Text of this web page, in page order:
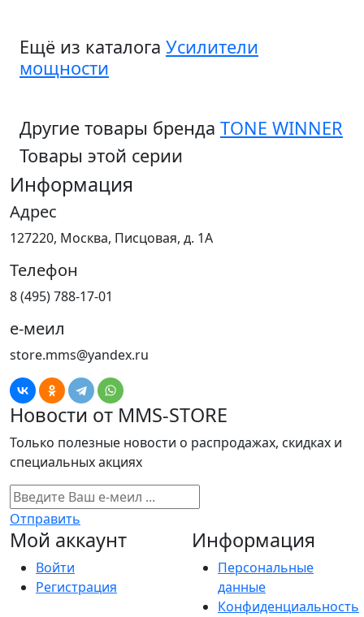
Ещё из каталога Усилители
мощности
Другие товары бренда TONE WINNER
Товары этой серии
Информация
Адрес
127220, Москва, Писцовая, д. 1А
Телефон
8 (495) 788-17-01
е-меил
store.mms@yandex.ru
Новости от MMS-STORE
Только полезные новости о распродажах, скидках и
специальных акциях
Отправить
Мой аккаунт
Войти
Регистрация
Информация
Персональные
данные
Конфиденциальность